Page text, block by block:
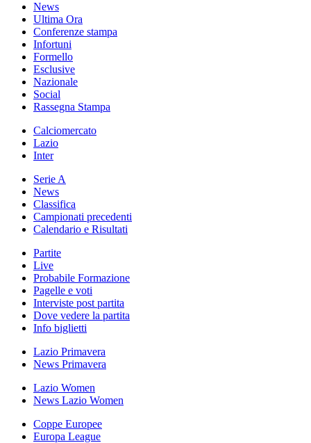
News
Ultima Ora
Conferenze stampa
Infortuni
Formello
Esclusive
Nazionale
Social
Rassegna Stampa
Calciomercato
Lazio
Inter
Serie A
News
Classifica
Campionati precedenti
Calendario e Risultati
Partite
Live
Probabile Formazione
Pagelle e voti
Interviste post partita
Dove vedere la partita
Info biglietti
Lazio Primavera
News Primavera
Lazio Women
News Lazio Women
Coppe Europee
Europa League